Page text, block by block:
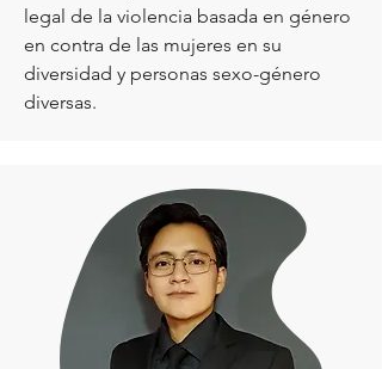
legal de la violencia basada en género
en contra de las mujeres en su
diversidad y personas sexo-género
diversas.